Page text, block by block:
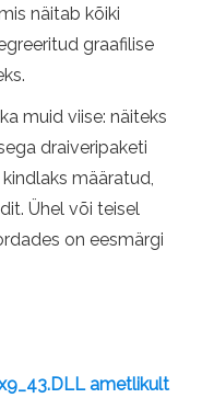
näitab kõiki
graafilise
muid viise: näiteks
draiveripaketi
määratud,
Ühel või teisel
on eesmärgi
ametlikult